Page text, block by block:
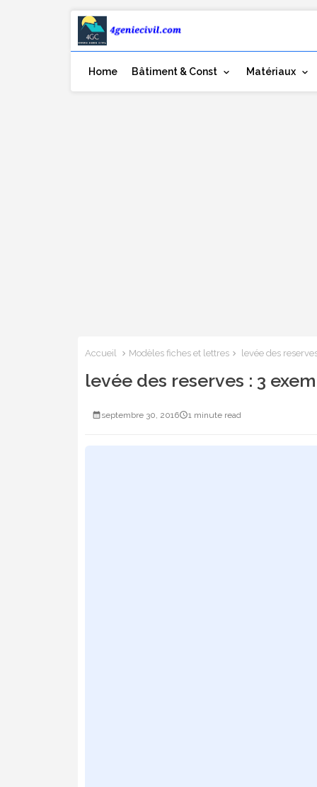
Home Bâtiment & Const Matériaux
Accueil Modèles fiches et lettres levée des
levée des reserves : 3
septembre 30, 2016 1 minute read